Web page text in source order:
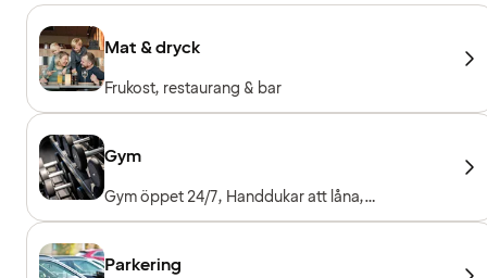
Mat & dryck
Frukost, restaurang & bar
Gym
Gym öppet 24/7, Handdukar att låna,
Träningsmaskiner, Konditionsmaskiner, Fria
Parkering